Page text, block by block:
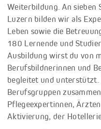
Weiterbildung. An sieben
Luzern bilden wir als
Leben sowie die
180 Lernende und
Ausbildung wirst du von
Berufsbildnerinnen und
begleitet und unterstützt.
Berufsgruppen
Pflegeexpertinnen,
Aktivierung, der